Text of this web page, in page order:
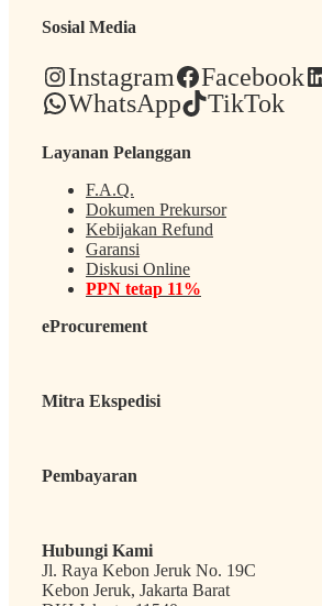
Sosial Media
Instagram Facebook
WhatsApp
TikTok
Layanan Pelanggan
F.A.Q.
Dokumen Prekursor
Kebijakan Refund
Garansi
Diskusi Online
PPN tetap 11%
eProcurement
Mitra Ekspedisi
Pembayaran
Hubungi Kami
Jl. Raya Kebon Jeruk No. 19C
Kebon Jeruk, Jakarta Barat